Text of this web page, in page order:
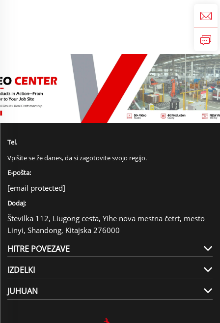
Tel.
Vpišite se že danes, da si zagotovite svojo regijo.
E-pošta:
[email protected]
Dodaj:
Številka 112, Liugong cesta, Yihe nova mestna četrt, mesto
Linyi, Shandong, Kitajska 276000
HITRE POVEZAVE
IZDELKI
JUHUAN